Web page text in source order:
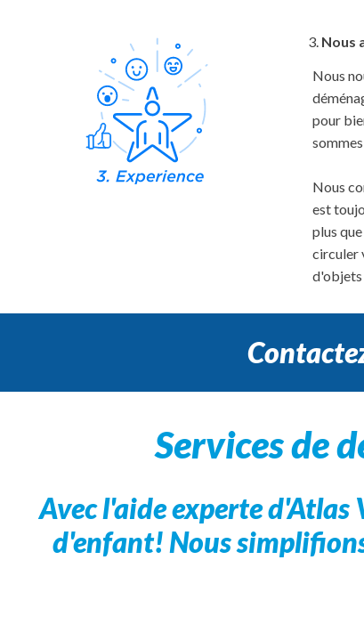
Nous
Nous
pour
Nous
est
plus
circuler
d'objets
Services de
Avec l'aide experte d'Atlas
d'enfant! Nous